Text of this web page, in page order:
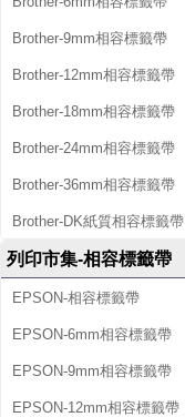
Brother-9mm相容標籤帶
Brother-12mm相容標籤帶
Brother-18mm相容標籤帶
Brother-24mm相容標籤帶
Brother-36mm相容標籤帶
Brother-DK紙質相容標籤帶
列印市集-相容標籤帶
EPSON-相容標籤帶
EPSON-6mm相容標籤帶
EPSON-9mm相容標籤帶
EPSON-12mm相容標籤帶